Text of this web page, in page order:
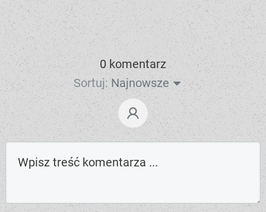
0 komentarz
Sortuj: Najnowsze